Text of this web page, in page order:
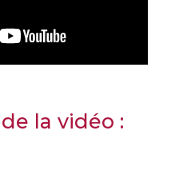
la vidéo :